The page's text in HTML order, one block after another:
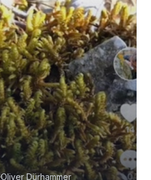
Oliver Dürhammer